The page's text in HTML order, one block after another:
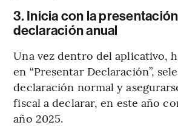
3. Inicia con la
declaración anual
Una vez dentro del aplicativo,
en “Presentar Declaración”,
declaración normal y
fiscal a declarar, en este año
año 2025.